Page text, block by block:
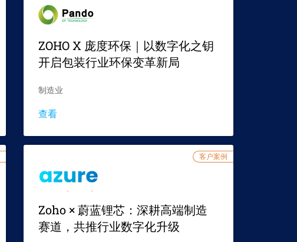
ZOHO X 庞度环保｜以数字化之钥
开启包装行业环保变革新局
制造业
查看
客户案例
Zoho × 蔚蓝锂芯：深耕高端制造
赛道，共推行业数字化升级